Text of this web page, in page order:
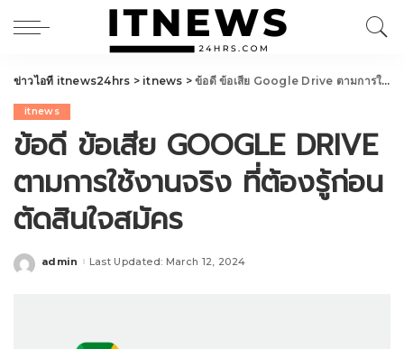
ข่าวไอที itnews24hrs > itnews >ข้อดี ข้อเสีย Google Drive ตามการใช้งานจริง ที่ต้องรู้ก่อนตัดสินใจสมัคร
itnews
ข้อดี ข้อเสีย GOOGLE DRIVE
ตามการใช้งานจริง ที่ต้องรู้ก่อน
ตัดสินใจสมัคร
Posted
admin Last Updated: March 12, 2024